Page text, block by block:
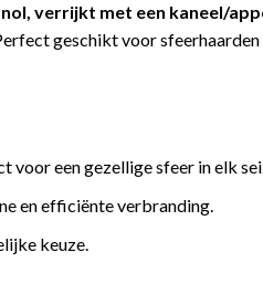
verrijkt met een kaneel/
geschikt voor
voor een gezellige sfeer in elk
en efficiënte verbranding.
keuze.